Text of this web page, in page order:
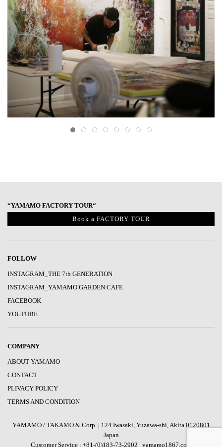
“YAMAMO FACTORY TOUR“
Book a FACTORY TOUR
FOLLOW
INSTAGRAM_THE 7th GENERATION
INSTAGRAM_YAMAMO GARDEN CAFE
FACEBOOK
YOUTUBE
COMPANY
ABOUT YAMAMO
CONTACT
PLIVACY POLICY
TERMS AND CONDITION
YAMAMO / TAKAMO & Corp. | 124 Iwasaki, Yuzawa-shi, Akita 0120801
Japan
Customer Service : +81-(0)183-73-2902 | yamamo1867.com